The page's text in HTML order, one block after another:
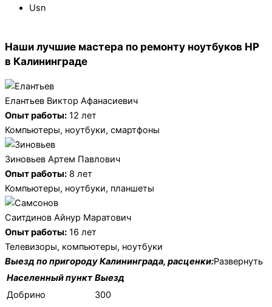
Usn
Наши лучшие мастера по ремонту ноутбуков HP
в Калининграде
Елантьев Виктор Афанасиевич
Опыт работы: 12 лет
Компьютеры, ноутбуки, смартфоны
Зиновьев Артем Павлович
Опыт работы: 8 лет
Компьютеры, ноутбуки, планшеты
Саитдинов Айнур Маратович
Опыт работы: 16 лет
Телевизоры, компьютеры, ноутбуки
Выезд по пригороду Калининграда, расценки:Развернуть
Населенный пункт Выезд
Добрино
300